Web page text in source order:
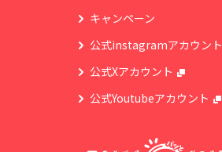
キャンペーン
公式instagramアカウント
公式Xアカウント
公式Youtubeアカウント